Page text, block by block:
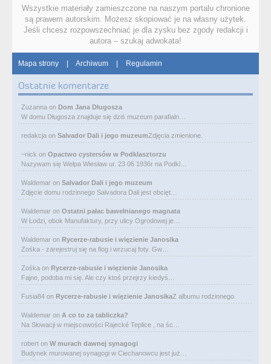
Wszystkie materiały zamieszczone na naszym portalu chronione
są prawem autorskim. Możesz skopiować je na własny użytek.
Jeśli chcesz rozpowszechniać je dla zysku bez zgody redakcji i
autora – szukaj adwokata!
Mapa strony | Archiwum | Regulamin
Ostatnie komentarze
Zuzanna on Dom Jana Długosza
W domu Długosza znajduje się dziś muzeum parafialn…
redakcja on Salvador Dali i jego muzeumZdjęcia zmienione.
~nick on Opactwo cystersów w Podklasztorzu
Nazywam się Wełpa Wiesław ur. 23 06 1936r na Podkl…
Waldemar on Salvador Dali i jego muzeum
Zdjęcie domu rodzinnego Salvadora Dali jest obcięt…
Waldemar on Ostatni pałac bawełnianego magnata
W Łodzi, obok Manufaktury, przy ulicy Ogrodowej je…
Waldemar on Rycerze-rabusie i więzienie Janosika
Zośka - zarejestruj się na flog i wrzucaj foty. Gw…
Zośka on Rycerze-rabusie i więzienie Janosika
Fajne, podoba mi się. Ale czy ktoś przejrzy kiedyś…
Fusia84 on Rycerze-rabusie i więzienie JanosikaZ albumu rodzinnego.
Waldemar on A co to za tabliczka?
Na Słowacji w miejscowości Rajecké Teplice , na śc…
robert on W murach dawnej synagogi
Budynek murowanej synagogi w Ciechanowcu jest już…